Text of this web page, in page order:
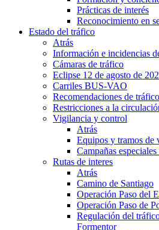
Prácticas de interés
Reconocimiento en
Estado del tráfico
Atrás
Información e incidencias
Cámaras de tráfico
Eclipse 12 de agosto de
Carriles BUS-VAO
Recomendaciones de tráfico
Restricciones a la
Vigilancia y control
Atrás
Equipos y tramos de
Campañas
Rutas de interes
Atrás
Camino de Santiago
Operación Paso del
Operación Paso de
Regulación del
Formentor